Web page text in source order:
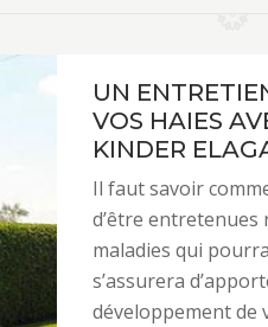
UN
VOS HAIES
KINDER
Il faut savoir
d’être
maladies qui
s’assurera
développement de